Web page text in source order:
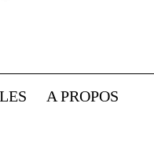
A PROPOS